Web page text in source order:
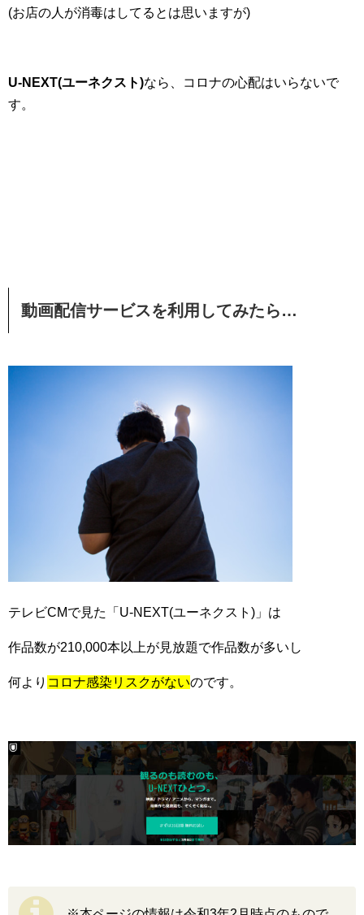
(お店の人が消毒はしてるとは思いますが)
U-NEXT(ユーネクスト)なら、コロナの心配はいらないで
す。
動画配信サービスを利用してみたら…
テレビCMで見た「U-NEXT(ユーネクスト)」は
作品数が210,000本以上が見放題で作品数が多いし
何より コロナ感染リスクがないのです。